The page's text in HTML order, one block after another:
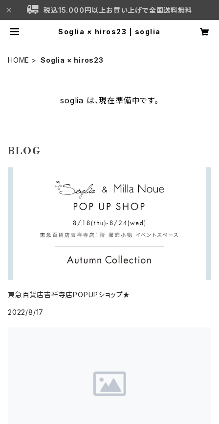
税込15.000円以上お買い上げで全国送料無料
Soglia × hiros23 | soglia
HOME Soglia × hiros23
soglia は、現在準備中です。
BLOG
東急百貨店吉祥寺店POPUPショップ★
2022/8/17